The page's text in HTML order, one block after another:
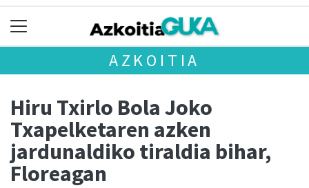
AZKOITIA
Hiru Txirlo Bola Joko
Txapelketaren azken
jardunaldiko tiraldia bihar,
Floreagan